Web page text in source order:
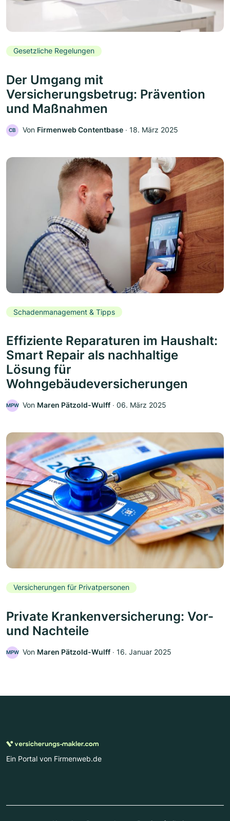
Gesetzliche Regelungen
Der Umgang mit
Versicherungsbetrug: Prävention
und Maßnahmen
CB Von Firmenweb Contentbase ‧ 18. März 2025
Schadenmanagement & Tipps
Effiziente Reparaturen im Haushalt:
Smart Repair als nachhaltige
Lösung für
Wohngebäudeversicherungen
MPW Von Maren Pätzold-Wulff ‧ 06. März 2025
Versicherungen für Privatpersonen
Private Krankenversicherung: Vor-
und Nachteile
MPW Von Maren Pätzold-Wulff ‧ 16. Januar 2025
Ein Portal von Firmenweb.de